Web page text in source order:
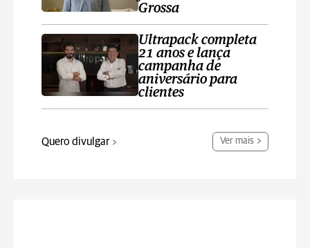
Grossa
Ultrapack completa
21 anos e lança
campanha de
aniversário para
clientes
Quero divulgar Ver mais